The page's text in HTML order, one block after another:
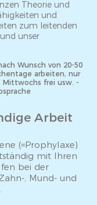
Theorie und
und
zum leitenden
unser
Wunsch von 20-50
arbeiten, nur
Mittwochs frei usw. -
Arbeit
(=Prophylaxe)
mit Ihren
bei der
, Mund- und